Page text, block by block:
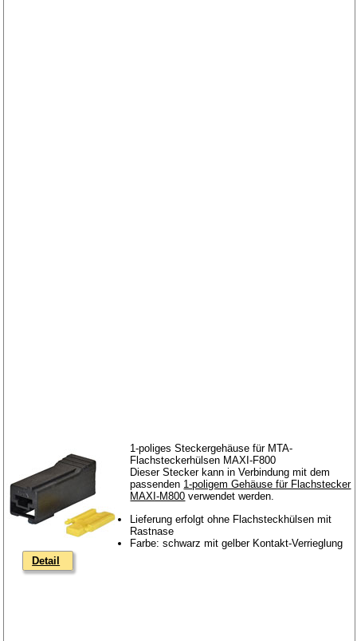
Detail
1-poliges Steckergehäuse für MTA-
Flachsteckerhülsen MAXI-F800
Dieser Stecker kann in Verbindung mit dem
passenden 1-poligem Gehäuse für Flachstecker
MAXI-M800 verwendet werden.
Lieferung erfolgt ohne Flachsteckhülsen mit
Rastnase
Farbe: schwarz mit gelber Kontakt-Verrieglung